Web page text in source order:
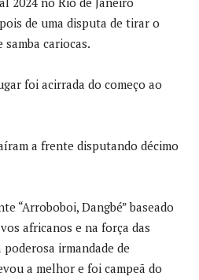
de uma disputa de tirar o
cariocas.
foi acirrada do começo ao
a frente disputando décimo
“Arroboboi, Dangbé” baseado
africanos e na força das
irmandade de
a melhor e foi campeã do